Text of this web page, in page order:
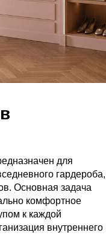
для
гардероба,
Основная задача
комфортное
к каждой
внутреннего